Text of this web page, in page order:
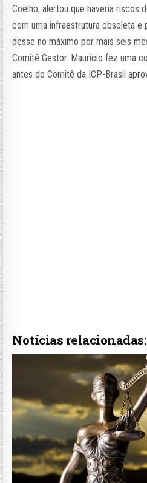
Coelho, alertou que haveria riscos
com uma infraestrutura obsoleta e
desse no máximo por mais seis
Comitê Gestor. Maurício fez uma
antes do Comitê da ICP-Brasil
Notícias relacionadas: